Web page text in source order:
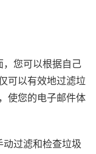
您可以根据自己
可以有效地过滤垃
使您的电子邮件体
过滤和检查垃圾